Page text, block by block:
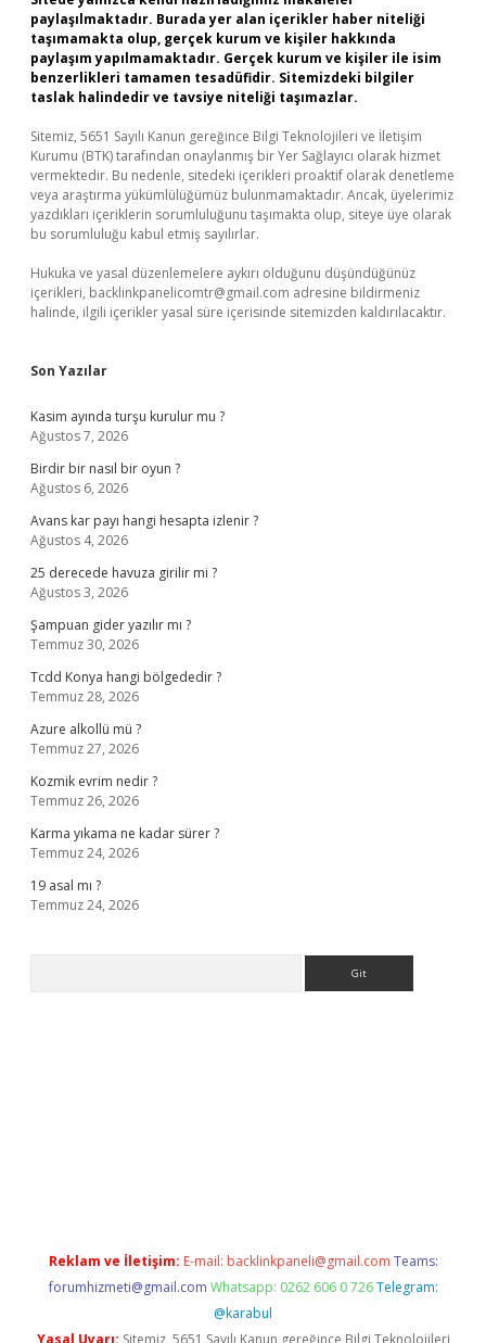
paylaşılmaktadır. Burada yer alan içerikler haber niteliği
taşımamakta olup, gerçek kurum ve kişiler hakkında
paylaşım yapılmamaktadır. Gerçek kurum ve kişiler ile isim
benzerlikleri tamamen tesadüfidir. Sitemizdeki bilgiler
taslak halindedir ve tavsiye niteliği taşımazlar.
Sitemiz, 5651 Sayılı Kanun gereğince Bilgi Teknolojileri ve İletişim
Kurumu (BTK) tarafından onaylanmış bir Yer Sağlayıcı olarak hizmet
vermektedir. Bu nedenle, sitedeki içerikleri proaktif olarak denetleme
veya araştırma yükümlülüğümüz bulunmamaktadır. Ancak, üyelerimiz
yazdıkları içeriklerin sorumluluğunu taşımakta olup, siteye üye olarak
bu sorumluluğu kabul etmiş sayılırlar.
Hukuka ve yasal düzenlemelere aykırı olduğunu düşündüğünüz
içerikleri, backlinkpanelicomtr@gmail.com adresine bildirmeniz
halinde, ilgili içerikler yasal süre içerisinde sitemizden kaldırılacaktır.
Son Yazılar
Kasim ayında turşu kurulur mu ?
Ağustos 7, 2026
Birdir bir nasıl bir oyun ?
Ağustos 6, 2026
Avans kar payı hangi hesapta izlenir ?
Ağustos 4, 2026
25 derecede havuza girilir mi ?
Ağustos 3, 2026
Şampuan gider yazılır mı ?
Temmuz 30, 2026
Tcdd Konya hangi bölgededir ?
Temmuz 28, 2026
Azure alkollü mü ?
Temmuz 27, 2026
Kozmik evrim nedir ?
Temmuz 26, 2026
Karma yıkama ne kadar sürer ?
Temmuz 24, 2026
19 asal mı ?
Temmuz 24, 2026
Reklam ve İletişim: E-mail: backlinkpaneli@gmail.com Teams:
forumhizmeti@gmail.com Whatsapp: 0262 606 0 726 Telegram:
@karabul
Yasal Uyarı: Sitemiz, 5651 Sayılı Kanun gereğince Bilgi Teknolojileri